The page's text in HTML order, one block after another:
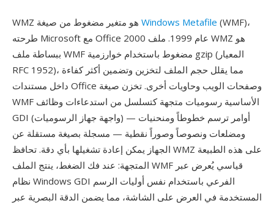
Windows Metafile (WMF)،
طرحته Microsoft مع Office 2000 عام 1999. ملف WMZ هو
ببساطة ملف WMF مضغوط باستخدام خوارزمية gzip (المعيار
RFC 1952)، مما يقلل حجم الملف لتخزين وتضمين أكثر كفاءة
داخل مستندات Office وصفحات الويب وحاويات أخرى. تخزن صيغة
WMF الأساسية رسوميات متجهة كتسلسل من استدعاءات وظائف
GDI (واجهة جهاز الرسوميات) — أوامر ترسم خطوطاً ومنحنيات
ومضلعات ونصوصاً وصوراً نقطية — مسجلة بصيغة مستقلة عن
الجهاز يمكن إعادة تشغيلها بأي دقة. تحافظ WMZ على هذه الطبيعة
المتجهة: عند فك الضغط، ينتج الملف WMF قياسي يُعرض عبر
نظام Windows GDI الفرعي باستخدام نفس أوليات الرسم
المستخدمة في العرض على الشاشة، مما يضمن الدقة البصرية عبر